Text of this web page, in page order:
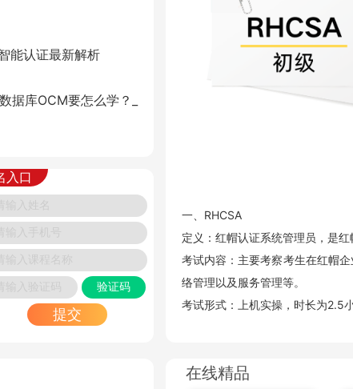
能认证最新解析
据库OCM要怎么学？_
网
博睿谷
费用是多少？
入口
验证码
提交
一、RHCSA
定义：红帽认证系统管理员，是红
考试内容：主要考察考生在红帽
络管理以及服务管理等。
考试形式：上机实操，时长为2.5
定义：红帽认证工程师，是红帽
在线精品